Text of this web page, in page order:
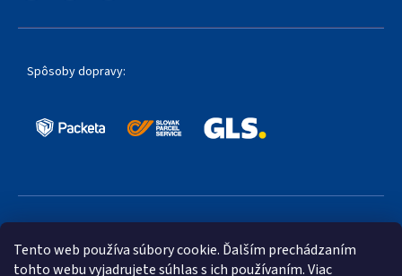
Tento web používa súbory cookie. Ďalším prechádzaním
tohto webu vyjadrujete súhlas s ich používaním. Viac
Spôsoby dopravy: